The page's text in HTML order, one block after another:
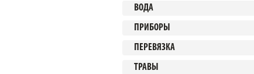
ВОДА
ПРИБОРЫ
ПЕРЕВЯЗКА
ТРАВЫ